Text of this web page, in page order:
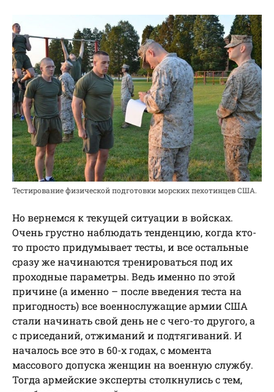
Тестирование физической подготовки морских пехотинцев США.
Но вернемся к текущей ситуации в войсках.
Очень грустно наблюдать тенденцию, когда кто-
то просто придумывает тесты, и все остальные
сразу же начинаются тренироваться под их
проходные параметры. Ведь именно по этой
причине (а именно – после введения теста на
пригодность) все военнослужащие армии США
стали начинать свой день не с чего-то другого, а
с приседаний, отжиманий и подтягиваний. И
началось все это в 60-х годах, с момента
массового допуска женщин на военную службу.
Тогда армейские эксперты столкнулись с тем,